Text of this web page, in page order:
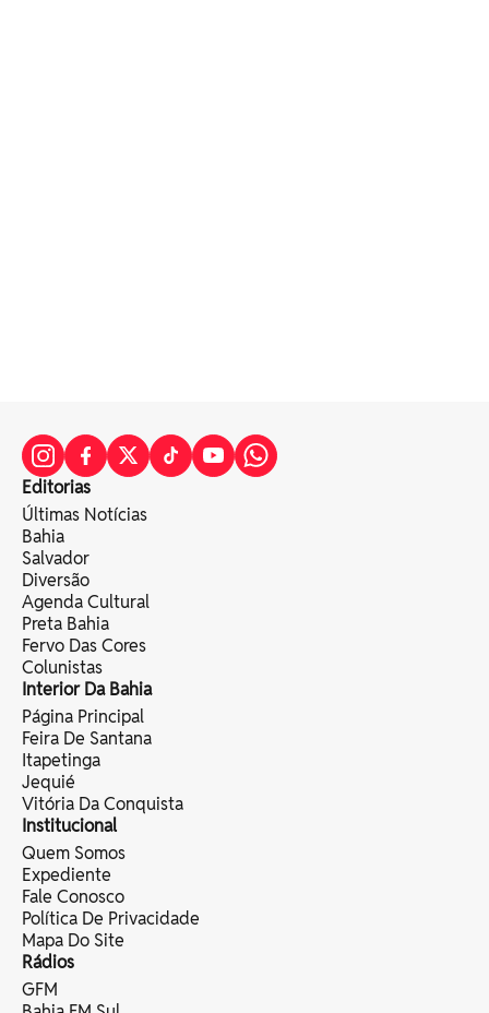
Editorias
Últimas Notícias
Bahia
Salvador
Diversão
Agenda Cultural
Preta Bahia
Fervo Das Cores
Colunistas
Interior Da Bahia
Página Principal
Feira De Santana
Itapetinga
Jequié
Vitória Da Conquista
Institucional
Quem Somos
Expediente
Fale Conosco
Política De Privacidade
Mapa Do Site
Rádios
GFM